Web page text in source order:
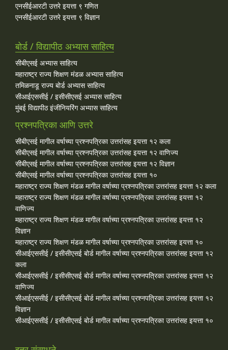
एनसीईआरटी उत्तरे इयत्ता ९ गणित
एनसीईआरटी उत्तरे इयत्ता ९ विज्ञान
बोर्ड / विद्यापीठ अभ्यास साहित्य
सीबीएसई अभ्यास साहित्य
महाराष्ट्र राज्य शिक्षण मंडळ अभ्यास साहित्य
तमिळनाडू राज्य बोर्ड अभ्यास साहित्य
सीआईएससीई / इसीसीएसई अभ्यास साहित्य
मुंबई विद्यापीठ इंजीनियरिंग अभ्यास साहित्य
प्रश्नपत्रिका आणि उत्तरे
सीबीएसई मागील वर्षाच्या प्रश्‍नपत्रिका उत्तरांसह इयत्ता १२ कला
सीबीएसई मागील वर्षाच्या प्रश्‍नपत्रिका उत्तरांसह इयत्ता १२ वाणिज्य
सीबीएसई मागील वर्षाच्या प्रश्‍नपत्रिका उत्तरांसह इयत्ता १२ विज्ञान
सीबीएसई मागील वर्षाच्या प्रश्‍नपत्रिका उत्तरांसह इयत्ता १०
महाराष्ट्र राज्य शिक्षण मंडळ मागील वर्षाच्या प्रश्‍नपत्रिका उत्तरांसह इयत्ता १२ कला
महाराष्ट्र राज्य शिक्षण मंडळ मागील वर्षाच्या प्रश्‍नपत्रिका उत्तरांसह इयत्ता १२
वाणिज्य
महाराष्ट्र राज्य शिक्षण मंडळ मागील वर्षाच्या प्रश्‍नपत्रिका उत्तरांसह इयत्ता १२
विज्ञान
महाराष्ट्र राज्य शिक्षण मंडळ मागील वर्षाच्या प्रश्‍नपत्रिका उत्तरांसह इयत्ता १०
सीआईएससीई / इसीसीएसई बोर्ड मागील वर्षाच्या प्रश्‍नपत्रिका उत्तरांसह इयत्ता १२
कला
सीआईएससीई / इसीसीएसई बोर्ड मागील वर्षाच्या प्रश्‍नपत्रिका उत्तरांसह इयत्ता १२
वाणिज्य
सीआईएससीई / इसीसीएसई बोर्ड मागील वर्षाच्या प्रश्‍नपत्रिका उत्तरांसह इयत्ता १२
विज्ञान
सीआईएससीई / इसीसीएसई बोर्ड मागील वर्षाच्या प्रश्‍नपत्रिका उत्तरांसह इयत्ता १०